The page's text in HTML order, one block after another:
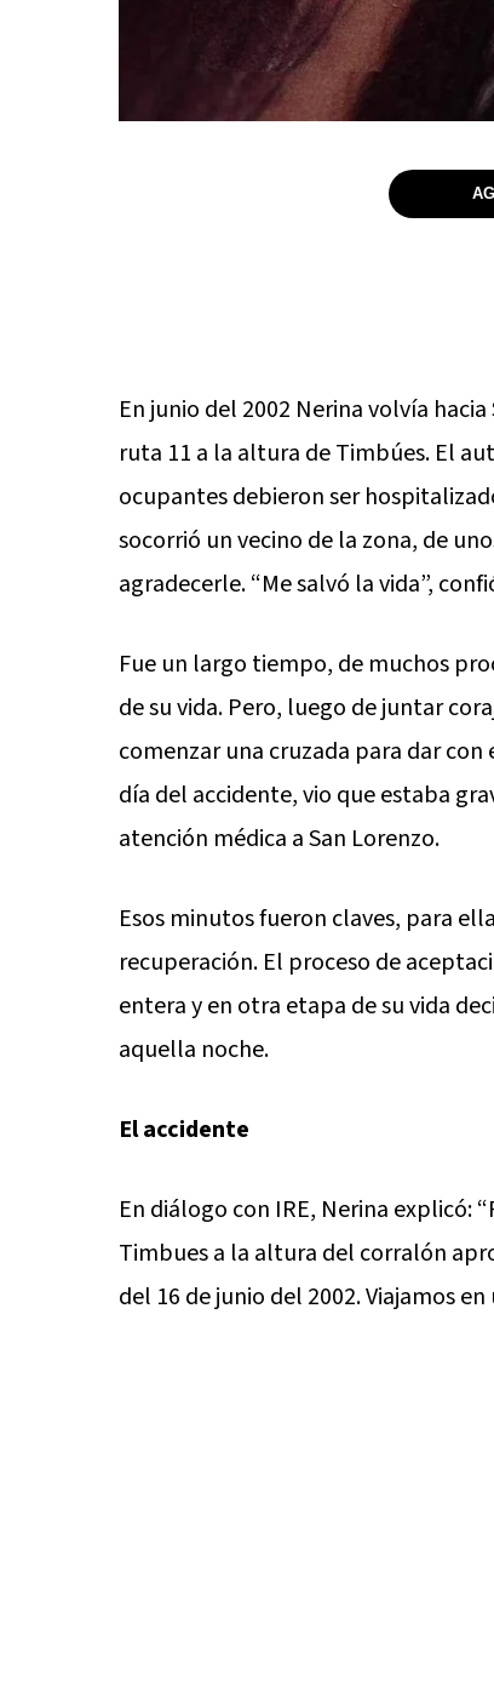
En junio del 2002 Nerina volvía
ruta 11 a la altura de Timbúes. El
ocupantes debieron ser
socorrió un vecino de la zona, de
agradecerle. “Me salvó la vida”,
Fue un largo tiempo, de muchos
de su vida. Pero, luego de juntar
comenzar una cruzada para dar
día del accidente, vio que estaba
atención médica a San Lorenzo.
Esos minutos fueron claves, para
recuperación. El proceso de
entera y en otra etapa de su vida
aquella noche.
El accidente
En diálogo con IRE, Nerina explicó:
Timbues a la altura del corralón
del 16 de junio del 2002. Viajamos